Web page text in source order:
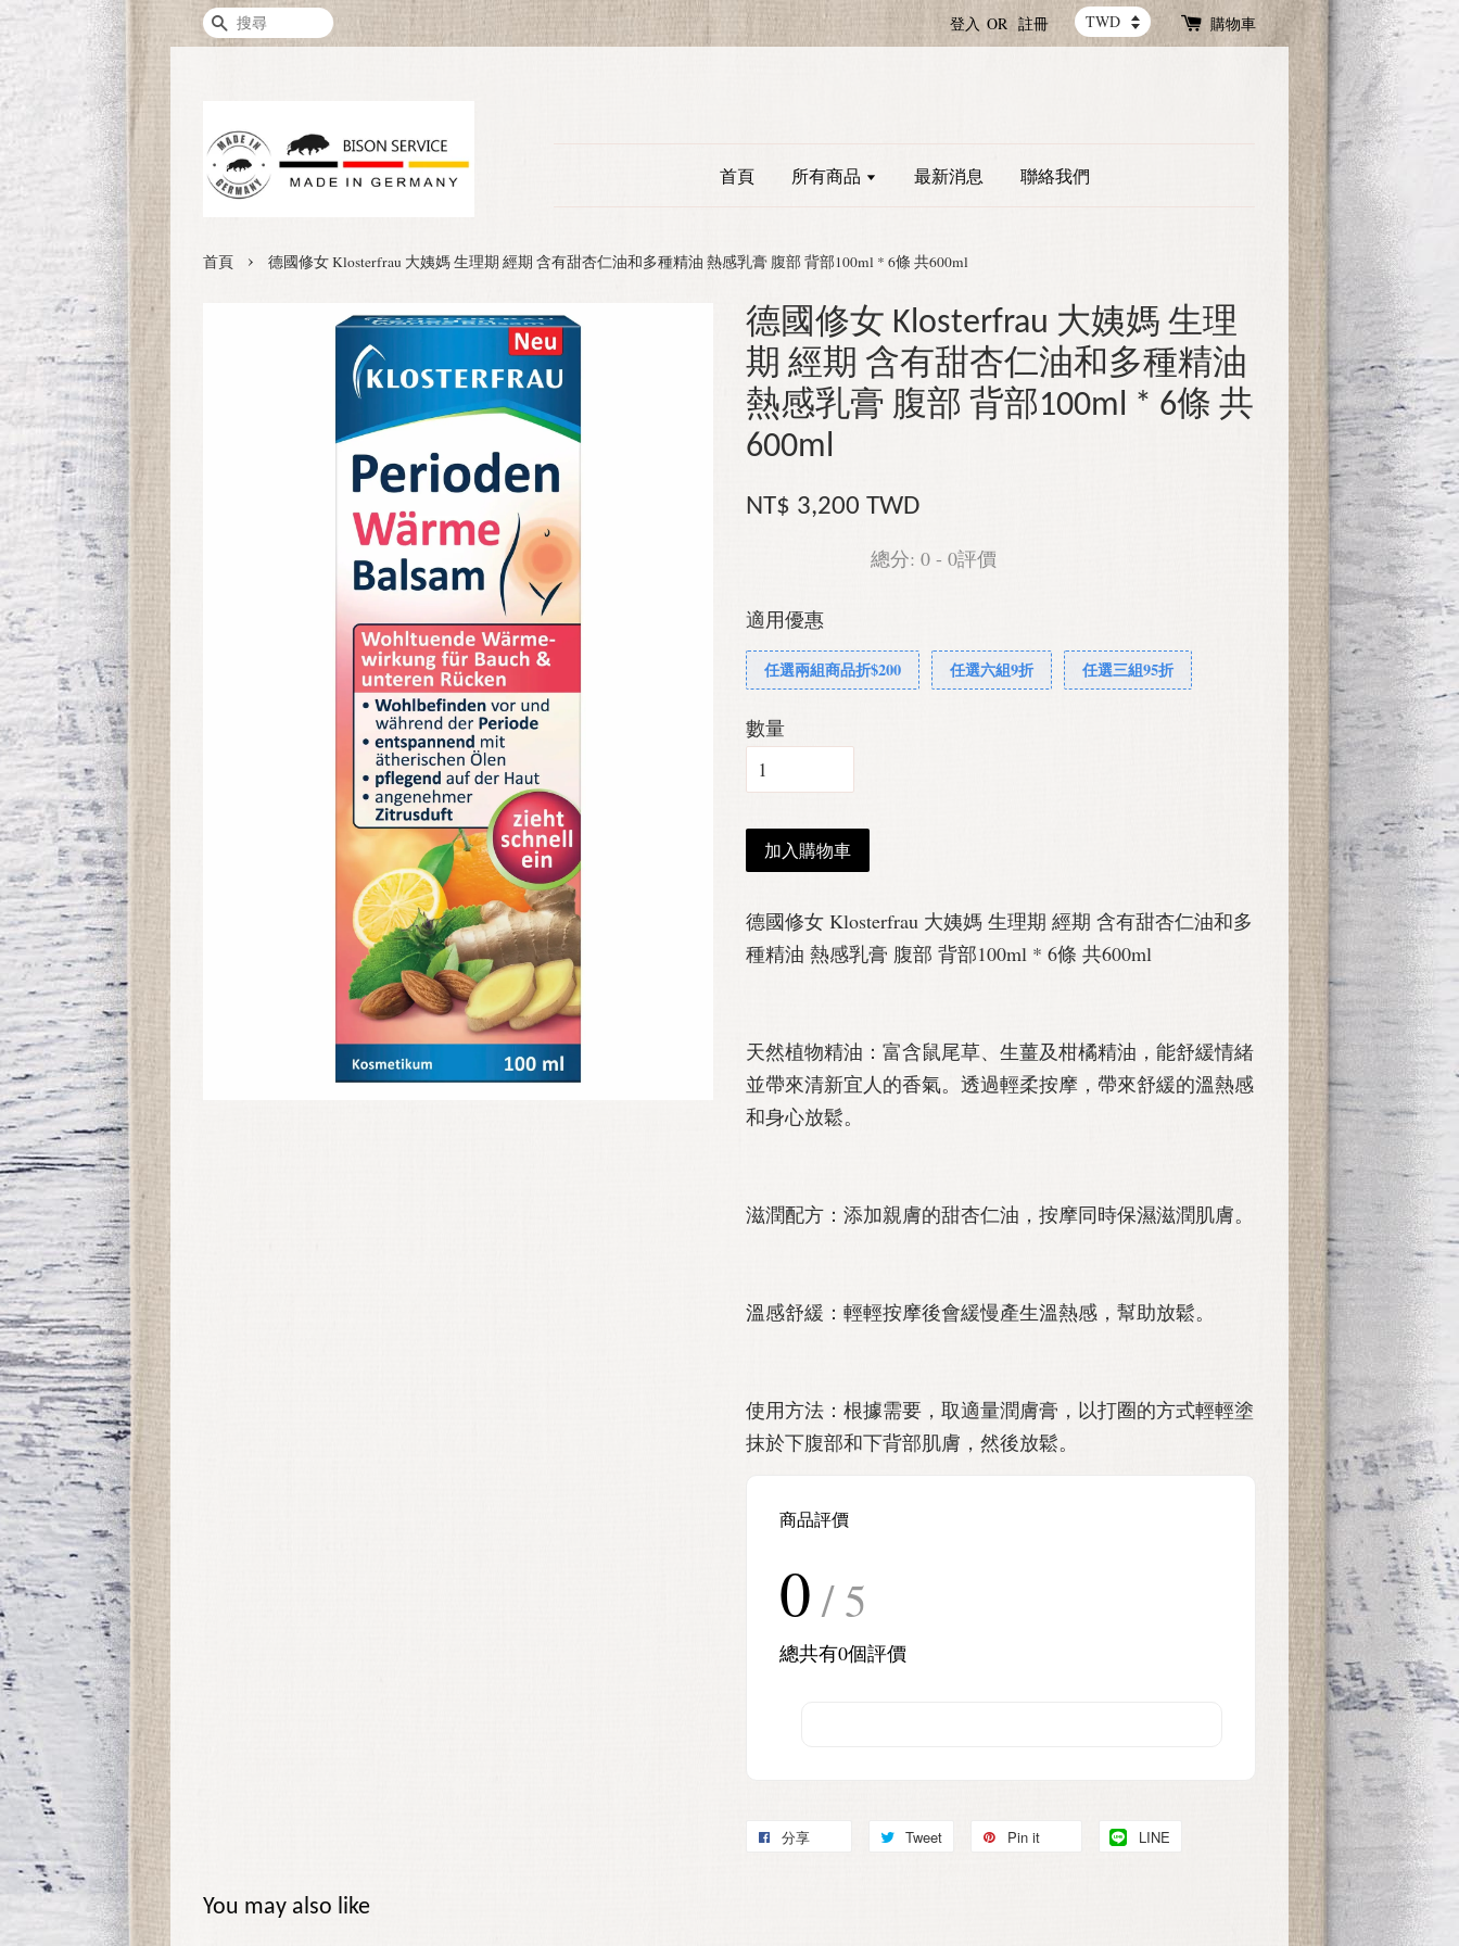
搜尋 登入 OR 註冊 購物車
首頁 所有商品 最新消息 聯絡我們
首頁 › 德國修女 Klosterfrau 大姨媽 生理期 經期 含有甜杏仁油和多種精油 熱感乳膏 腹部 背部100ml * 6條 共600ml
德國修女 Klosterfrau 大姨媽 生理
期 經期 含有甜杏仁油和多種精油
熱感乳膏 腹部 背部100ml * 6條 共
600ml
NT$ 3,200 TWD
總分: 0 - 0評價
適用優惠
任選兩組商品折$200 任選六組9折 任選三組95折
數量
加入購物車
德國修女 Klosterfrau 大姨媽 生理期 經期 含有甜杏仁油和多
種精油 熱感乳膏 腹部 背部100ml * 6條 共600ml
天然植物精油：富含鼠尾草、生薑及柑橘精油，能舒緩情緒
並帶來清新宜人的香氣。透過輕柔按摩，帶來舒緩的溫熱感
和身心放鬆。
滋潤配方：添加親膚的甜杏仁油，按摩同時保濕滋潤肌膚。
溫感舒緩：輕輕按摩後會緩慢產生溫熱感，幫助放鬆。
使用方法：根據需要，取適量潤膚膏，以打圈的方式輕輕塗
抹於下腹部和下背部肌膚，然後放鬆。
商品評價
0 / 5
總共有0個評價
分享 Tweet Pin it LINE
You may also like